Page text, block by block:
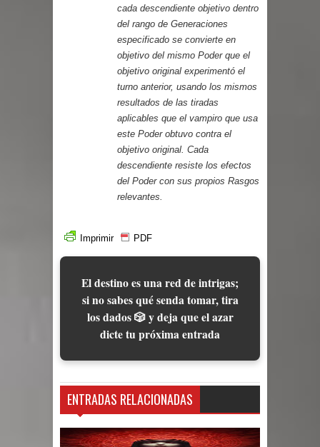
cada descendiente objetivo dentro
del rango de Generaciones
especificado se convierte en
objetivo del mismo Poder que el
objetivo original experimentó el
turno anterior, usando los mismos
resultados de las tiradas
aplicables que el vampiro que usa
este Poder obtuvo contra el
objetivo original. Cada
descendiente resiste los efectos
del Poder con sus propios Rasgos
relevantes.
Imprimir PDF
El destino es una red de intrigas;
si no sabes qué senda tomar, tira
los dados 🎲 y deja que el azar
dicte tu próxima entrada
ENTRADAS RELACIONADAS